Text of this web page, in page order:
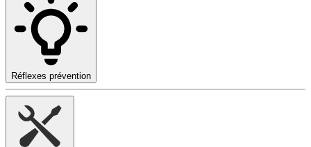
Réflexes prévention